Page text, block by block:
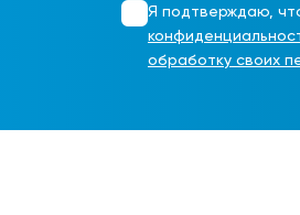
Я подтверждаю,
обработку своих